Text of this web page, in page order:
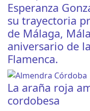
Esperanza
su trayectoria
de Málaga,
aniversario de
Flamenca.
La araña roja
cordobesa